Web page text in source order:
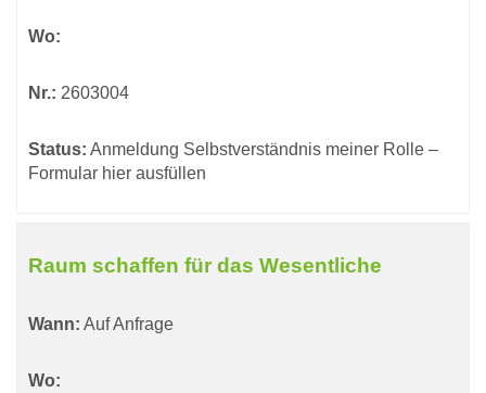
Wo:
Nr.: 2603004
Status: Anmeldung Selbstverständnis meiner Rolle –
Formular hier ausfüllen
Raum schaffen für das Wesentliche
Wann: Auf Anfrage
Wo: